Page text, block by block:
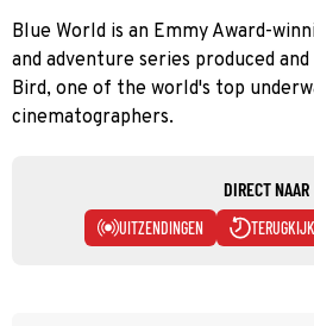
Blue World is an Emmy Award-
and adventure series produced
Bird, one of the world's top
cinematographers.
DIRECT NAAR
UITZENDINGEN